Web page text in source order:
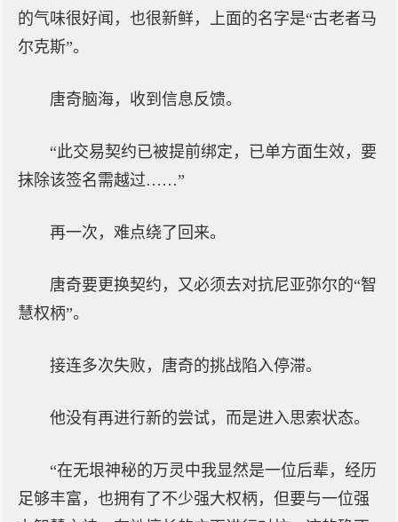
的气味很好闻，也很新鲜，上面的名字是“古老者马
尔克斯”。
唐奇脑海，收到信息反馈。
“此交易契约已被提前绑定，已单方面生效，要
抹除该签名需越过……”
再一次，难点绕了回来。
唐奇要更换契约，又必须去对抗尼亚弥尔的“智
慧权柄”。
接连多次失败，唐奇的挑战陷入停滞。
他没有再进行新的尝试，而是进入思索状态。
“在无垠神秘的万灵中我显然是一位后辈，经历
足够丰富，也拥有了不少强大权柄，但要与一位强